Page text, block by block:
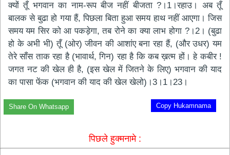
क्यों तूँ भगवान का नाम-रूप बीज नहीं बीजता ?।1।रहाउ। अब तूँ
बालक से बुढा हो गया हैं, पिछला बिता हुआ समय हाथ नहीं आएगा। जिस
समय यम सिर को आ पकड़ेगा, तब रोने का क्या लाभ होगा ?।2। (बुढा
हो के अभी भी) तूँ (ओर) जीवन की आशांए बना रहा हैं, (और उधर) यम
तेरे साँस ताक रहा है (भावार्थ, गिन) रहा है कि कब ख़त्म हों। हे कबीर !
जगत नट की खेल ही है, (इस खेल में जितने के लिए) भगवान की याद
का पासा फेंक (भगवान की याद की खेल खेलो)।3।1।23।
Copy Hukamnama
Share On Whatsapp
पिछले हुक्मनामे :